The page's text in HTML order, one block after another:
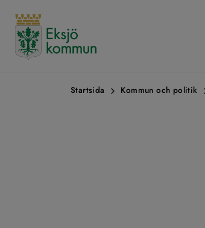
Startsida Kommun och politik